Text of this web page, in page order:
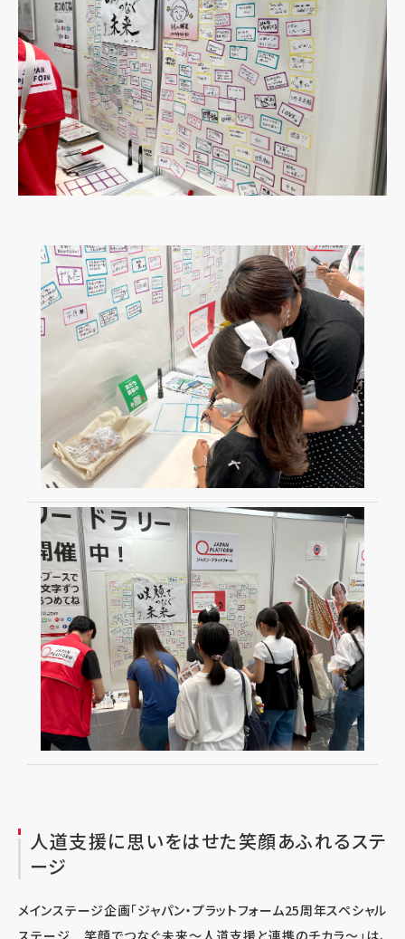
人道支援に思いをはせた笑顔あふれるステ
ージ
メインステージ企画「ジャパン・プラットフォーム25周年スペシャル
ステージ 笑顔でつなぐ未来～人道支援と連携のチカラ～」は、